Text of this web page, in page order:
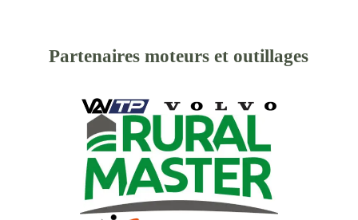
Partenaires moteurs et outillages